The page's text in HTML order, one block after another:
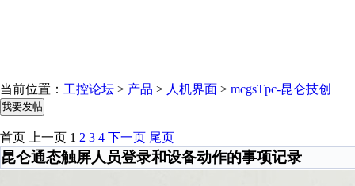
当前位置： 工控论坛 > 产品 > 人机界面 > mcgsTpc-昆仑技创
我要发帖
首页 上一页 1 2 3 4 下一页 尾页
昆仑通态触屏人员登录和设备动作的事项记录